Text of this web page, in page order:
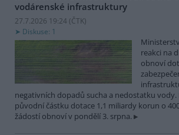
vodárenské infrastruktury
27.7.2026 19:24 (ČTK)
Diskuse: 1
reakci na
obnoví
negativních dopadů sucha a nedostatku vody.
původní částku dotace 1,1 miliardy korun o
žádostí obnoví v pondělí 3. srpna.